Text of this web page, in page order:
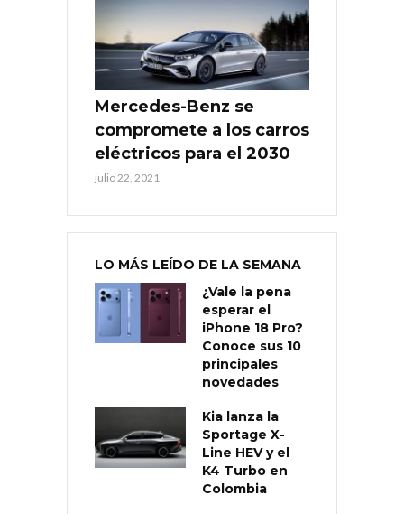
Mercedes-Benz se
compromete a los carros
eléctricos para el 2030
julio 22, 2021
LO MÁS LEÍDO DE LA SEMANA
¿Vale la pena
esperar el
iPhone 18 Pro?
Conoce sus 10
principales
novedades
Kia lanza la
Sportage X-
Line HEV y el
K4 Turbo en
Colombia